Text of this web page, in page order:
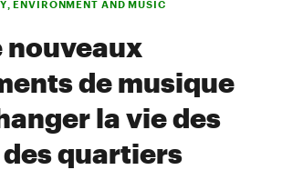
ENVIRONMENT AND MUSIC
nouveaux
de musique
la vie des
quartiers